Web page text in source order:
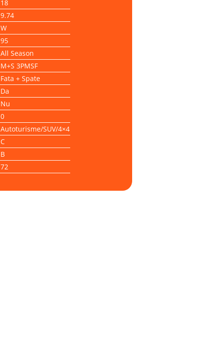
18
9.74
W
95
All Season
M+S 3PMSF
Fata + Spate
Da
Nu
0
Autoturisme/SUV/4×4
C
B
72